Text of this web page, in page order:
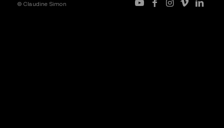
© Claudine Simon